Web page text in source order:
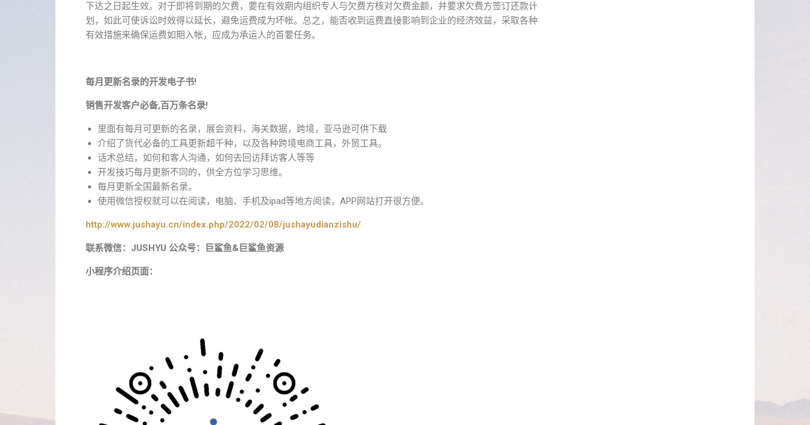
下达之日起生效。对于即将到期的欠费，要在有效期内组织专人与欠费方核对欠费金额，并要求欠费方签订还款计
划，如此可使诉讼时效得以延长，避免运费成为坏帐。总之，能否收到运费直接影响到企业的经济效益，采取各种
有效措施来确保运费如期入帐，应成为承运人的首要任务。
每月更新名录的开发电子书!
销售开发客户必备,百万条名录!
里面有每月可更新的名录，展会资料，海关数据，跨境，亚马逊可供下载
介绍了货代必备的工具更新超千种，以及各种跨境电商工具，外贸工具。
话术总结，如何和客人沟通，如何去回访拜访客人等等
开发技巧每月更新不同的，供全方位学习思维。
每月更新全国最新名录。
使用微信授权就可以在阅读，电脑、手机及ipad等地方阅读，APP网站打开很方便。
http://www.jushayu.cn/index.php/2022/02/08/jushayudianzishu/
联系微信：JUSHYU 公众号：巨鲨鱼&巨鲨鱼资源
小程序介绍页面：